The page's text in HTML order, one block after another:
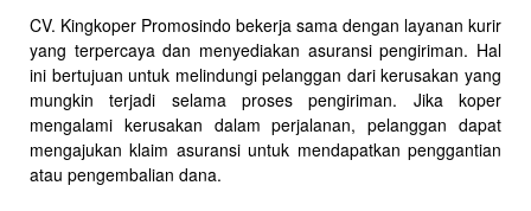
CV. Kingkoper Promosindo bekerja sama dengan layanan kurir
yang terpercaya dan menyediakan asuransi pengiriman. Hal
ini bertujuan untuk melindungi pelanggan dari kerusakan yang
mungkin terjadi selama proses pengiriman. Jika koper
mengalami kerusakan dalam perjalanan, pelanggan dapat
mengajukan klaim asuransi untuk mendapatkan penggantian
atau pengembalian dana.